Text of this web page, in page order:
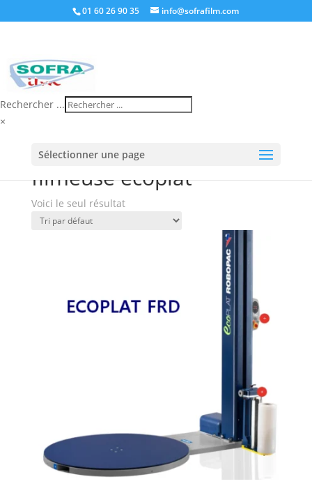
01 60 26 90 35 info@sofrafilm.com
Rechercher ...
×
Sélectionner une page
ecoplat”
filmeuse ecoplat
Voici le seul résultat